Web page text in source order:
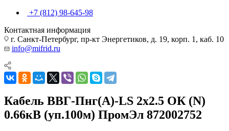
+7 (812) 98-645-98
Контактная информация
г. Санкт-Петербург, пр-кт Энергетиков, д. 19, корп. 1, каб. 10
info@mifrid.ru
Кабель ВВГ-Пнг(А)-LS 2х2.5 ОК (N)
0.66кВ (уп.100м) ПромЭл 872002752